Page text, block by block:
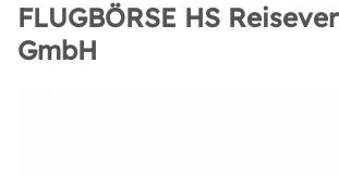
FLUGBÖRSE HS
GmbH